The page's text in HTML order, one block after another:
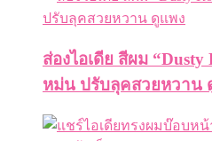
ส่องไอเดีย สีผม
หม่น ปรับลุคสวยหวาน